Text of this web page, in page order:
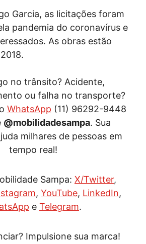
Garcia, as licitações foram
pandemia do coronavírus e
As obras estão
no trânsito? Acidente,
ou falha no transporte?
WhatsApp (11) 96292-9448
@mobilidadesampa. Sua
milhares de pessoas em
tempo real!
Sampa: X/Twitter,
, YouTube, LinkedIn,
e Telegram.
Impulsione sua marca!